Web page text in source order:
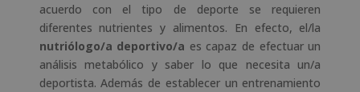
acuerdo con el tipo de deporte se requieren
diferentes nutrientes y alimentos. En efecto, el/la
nutriólogo/a deportivo/a es capaz de efectuar un
análisis metabólico y saber lo que necesita un/a
deportista. Además de establecer un entrenamiento